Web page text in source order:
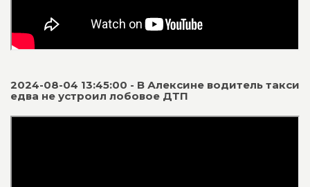
2024-08-04 13:45:00 - В Алексине водитель такси
едва не устроил лобовое ДТП